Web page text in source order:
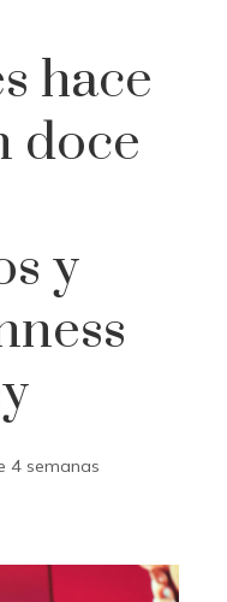
hace
doce
y
4 semanas